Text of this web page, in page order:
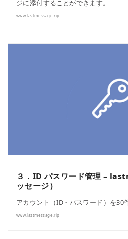
ジに添付することができます。
www.lastmessage.rip
３．ID パスワード管理 –
ッセージ）
アカウント（ID・パスワード）を30
www.lastmessage.rip